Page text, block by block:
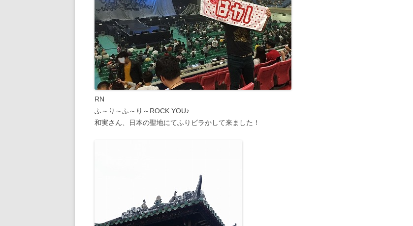
RN
ふ～り～ふ～り～ROCK YOU♪
和実さん、日本の聖地にてふりビラかして来ました！